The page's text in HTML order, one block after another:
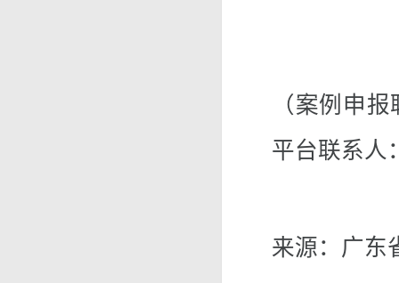
（案例申
平台联系人
来源：广东